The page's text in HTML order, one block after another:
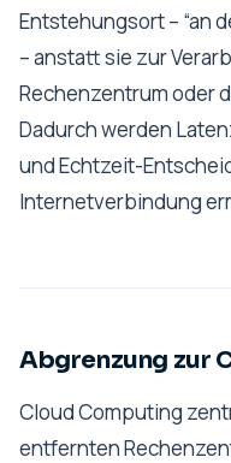
Entstehungsort – “an
– anstatt sie zur
Rechenzentrum oder
Dadurch werden
und Echtzeit-
Internetverbindung
Abgrenzung zur
Cloud Computing
entfernten